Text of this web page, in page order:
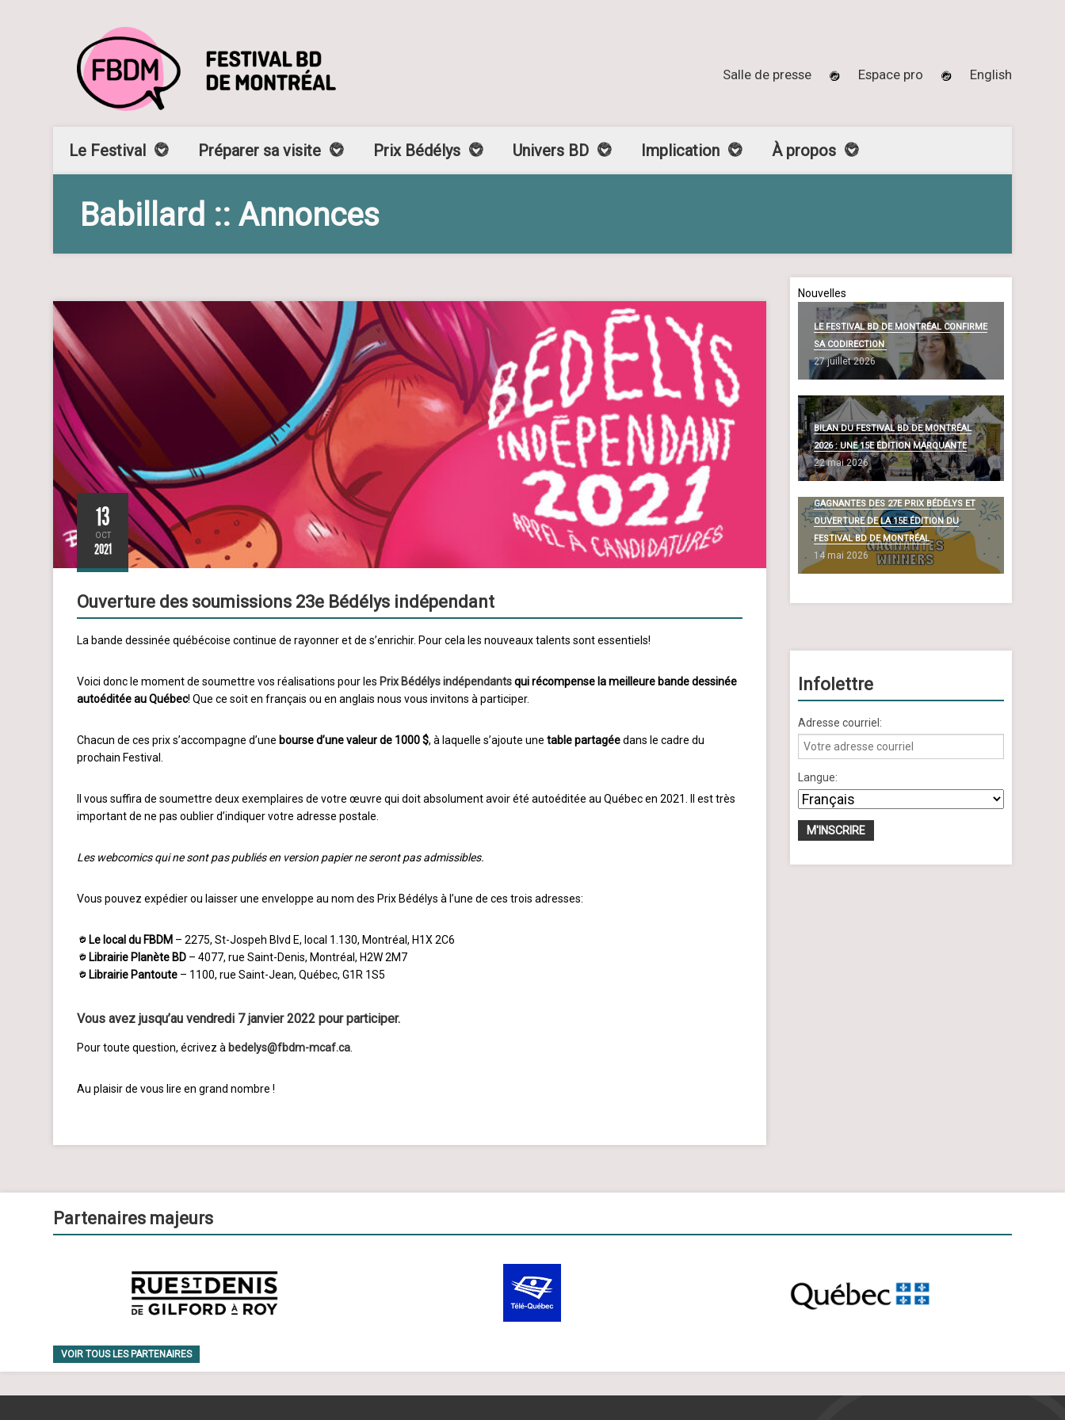
Salle de presse Espace pro English
Le Festival Préparer sa visite Prix Bédélys Univers BD Implication À propos
Babillard :: Annonces
13
OCT
2021
Ouverture des soumissions 23e Bédélys indépendant
La bande dessinée québécoise continue de rayonner et de s’enrichir. Pour cela les nouveaux talents sont essentiels!
Voici donc le moment de soumettre vos réalisations pour les Prix Bédélys indépendantsqui récompense la meilleure bande dessinée
autoéditée au Québec! Que ce soit en français ou en anglais nous vous invitons à participer.
Chacun de ces prix s’accompagne d’une bourse d’une valeur de 1000 $, à laquelle s’ajoute une table partagéedans le cadre du
prochain Festival.
Il vous suffira de soumettre deux exemplaires de votre œuvre qui doit absolument avoir été autoéditée au Québec en 2021. Il est très
important de ne pas oublier d’indiquer votre adresse postale.
Les webcomics qui ne sont pas publiés en version papier ne seront pas admissibles.
Vous pouvez expédier ou laisser une enveloppe au nom des Prix Bédélys à l’une de ces trois adresses:
Le local du FBDM – 2275, St-Jospeh Blvd E, local 1.130, Montréal, H1X 2C6
Librairie Planète BD – 4077, rue Saint-Denis, Montréal, H2W 2M7
Librairie Pantoute – 1100, rue Saint-Jean, Québec, G1R 1S5
Vous avez jusqu’au vendredi 7 janvier 2022 pour participer.
Pour toute question, écrivez à bedelys@fbdm-mcaf.ca.
Au plaisir de vous lire en grand nombre !
Nouvelles
LE FESTIVAL BD DE MONTRÉAL CONFIRME
SA CODIRECTION
27 juillet 2026
BILAN DU FESTIVAL BD DE MONTRÉAL
2026 : UNE 15E ÉDITION MARQUANTE
22 mai 2026
GAGNANTES DES 27E PRIX BÉDÉLYS ET
OUVERTURE DE LA 15E ÉDITION DU
FESTIVAL BD DE MONTRÉAL
14 mai 2026
Infolettre
Adresse courriel:
Langue:
Partenaires majeurs
VOIR TOUS LES PARTENAIRES